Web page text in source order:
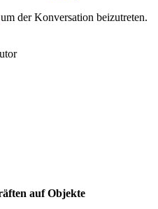
um der Konversation beizutreten.
auf Objekte